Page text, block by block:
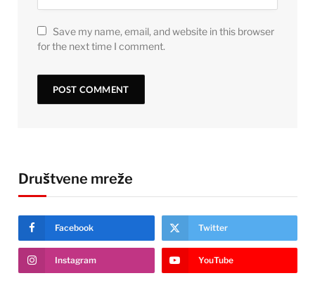
Save my name, email, and website in this browser
for the next time I comment.
Društvene mreže
Facebook Twitter
Instagram YouTube